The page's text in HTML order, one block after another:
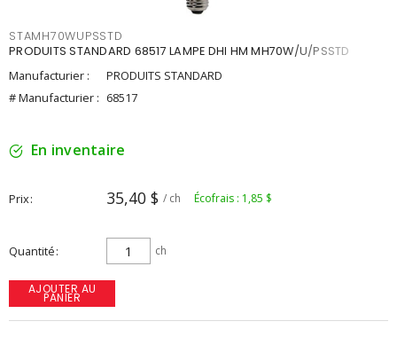
STAMH70WUPSSTD
PRODUITS STANDARD 68517 LAMPE DHI HM MH70W/U/PSSTD
Manufacturier :
PRODUITS STANDARD
# Manufacturier : 68517
En inventaire
Prix 35,40 $ / ch Écofrais : 1,85 $
Quantité ch
AJOUTER AU
PANIER